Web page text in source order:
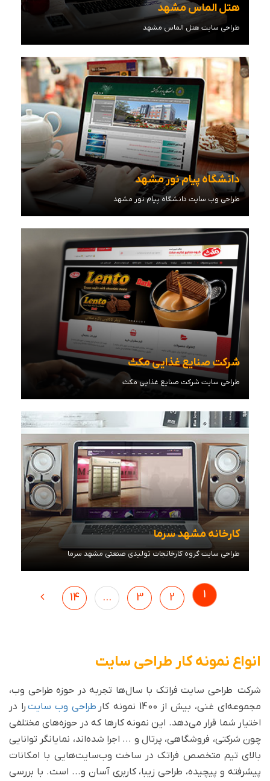
هتل الماس مشهد
طراحی سایت هتل الماس مشهد
مشاهده توضیحات
دانشگاه پیام نور مشهد
طراحی وب سایت دانشگاه پیام نور مشهد
مشاهده توضیحات
شرکت صنایع غذایی مکث
طراحی سایت شرکت صنایع غذایی مکث
مشاهده توضیحات
کارخانه مشهد سرما
طراحی سایت گروه کارخانجات تولیدی صنعتی مشهد سرما
مشاهده توضیحات
1
2
3
...
14
انواع نمونه کار طراحی سایت
شرکت طراحی سایت فراتک با سال‌ها تجربه در حوزه طراحی وب،
مجموعه‌ای غنی، بیش از 1400 نمونه کار
طراحی وب سایترا در
اختیار شما قرار می‌دهد. این نمونه کارها که در حوزه‌های مختلفی
چون شرکتی، فروشگاهی، پرتال و ... اجرا شده‌اند، نمایانگر توانایی
بالای تیم متخصص فراتک در ساخت وب‌سایت‌هایی با امکانات
پیشرفته و پیچیده، طراحی زیبا، کاربری آسان و... است. با بررسی